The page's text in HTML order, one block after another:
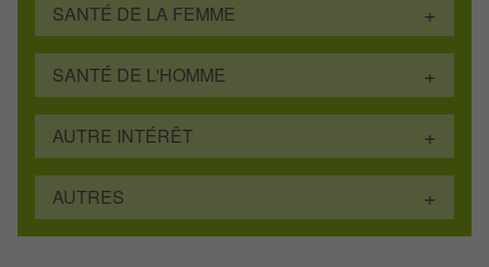
SANTÉ DE LA FEMME
SANTÉ DE L'HOMME
AUTRE INTÉRÊT
AUTRES